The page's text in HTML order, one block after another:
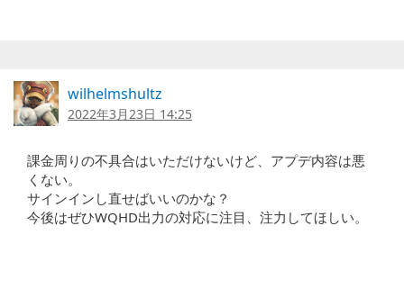
wilhelmshultz
2022年3月23日 14:25
課金周りの不具合はいただけないけど、アプデ内容は悪
くない。
サインインし直せばいいのかな？
今後はぜひWQHD出力の対応に注目、注力してほしい。